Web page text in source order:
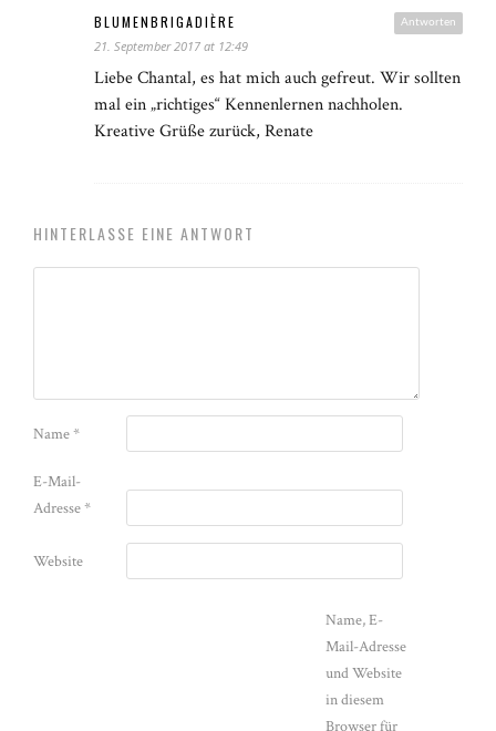
Antworten
BLUMENBRIGADIÈRE
21. September 2017 at 12:49
Liebe Chantal, es hat mich auch gefreut. Wir sollten
mal ein „richtiges“ Kennenlernen nachholen.
Kreative Grüße zurück, Renate
HINTERLASSE EINE ANTWORT
Name*
E-Mail-
Adresse*
Website
Name, E-
Mail-Adresse
und Website
in diesem
Browser für